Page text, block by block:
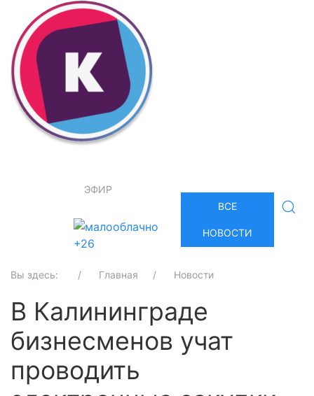
ЭФИР
+26
ВСЕ
НОВОСТИ
Вы здесь: Главная Новости
В Калининграде
бизнесменов учат
проводить